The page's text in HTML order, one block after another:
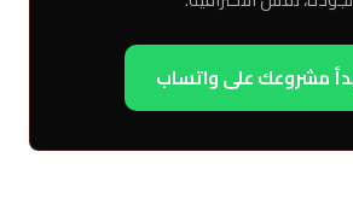
مشروعك على واتساب